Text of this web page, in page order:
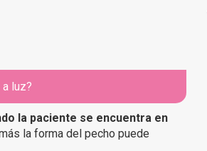
luz?
la paciente se encuentra en
la forma del pecho puede